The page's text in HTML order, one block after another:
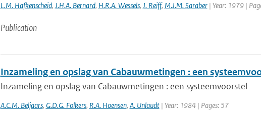
L.M. Hafkenscheid, J.H.A. Bernard, H.R.A. Wessels, J. Reiff, M.J.M. Saraber| Year: 1979 |
Publication
Inzameling en opslag van Cabauwmetingen : een
Inzameling en opslag van Cabauwmetingen : een systeemvoorstel
A.C.M. Beljaars, G.D.G. Folkers, R.A. Hoensen, A. Unlaudt| Year: 1984 | Pages: 57